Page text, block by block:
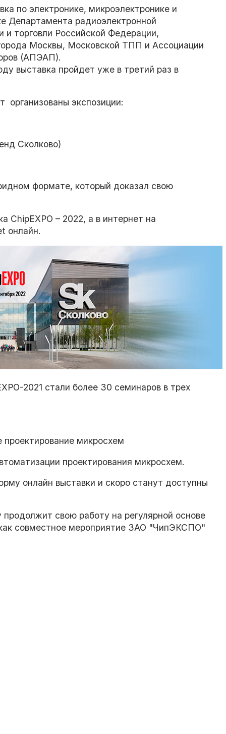
по электронике, микроэлектронике и
Департамента радиоэлектронной
торговли Российской Федерации,
Москвы, Московской ТПП и Ассоциации
(АПЭАП).
выставка пройдет уже в третий раз в
организованы экспозиции:
Сколково)
формате, который доказал свою
ChipEXPO – 2022, а в интернет на
онлайн.
2021 стали более 30 семинаров в трех
микросхем
проектирования микросхем.
онлайн выставки и скоро станут доступны
свою работу на регулярной основе
совместное мероприятие ЗАО "ЧипЭКСПО"